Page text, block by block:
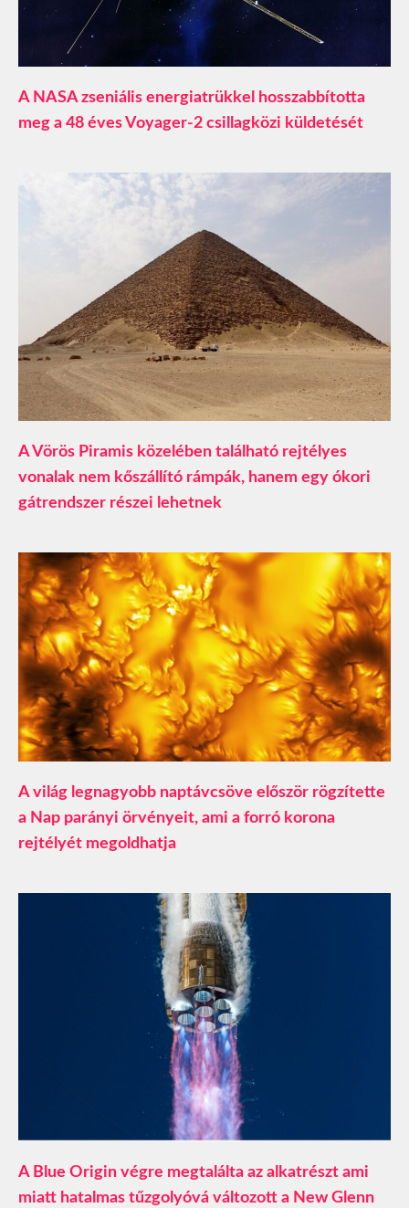
A NASA zseniális energiatrükkel hosszabbította
meg a 48 éves Voyager-2 csillagközi küldetését
A Vörös Piramis közelében található rejtélyes
vonalak nem kőszállító rámpák, hanem egy ókori
gátrendszer részei lehetnek
A világ legnagyobb naptávcsöve először rögzítette
a Nap parányi örvényeit, ami a forró korona
rejtélyét megoldhatja
A Blue Origin végre megtalálta az alkatrészt ami
miatt hatalmas tűzgolyóvá változott a New Glenn